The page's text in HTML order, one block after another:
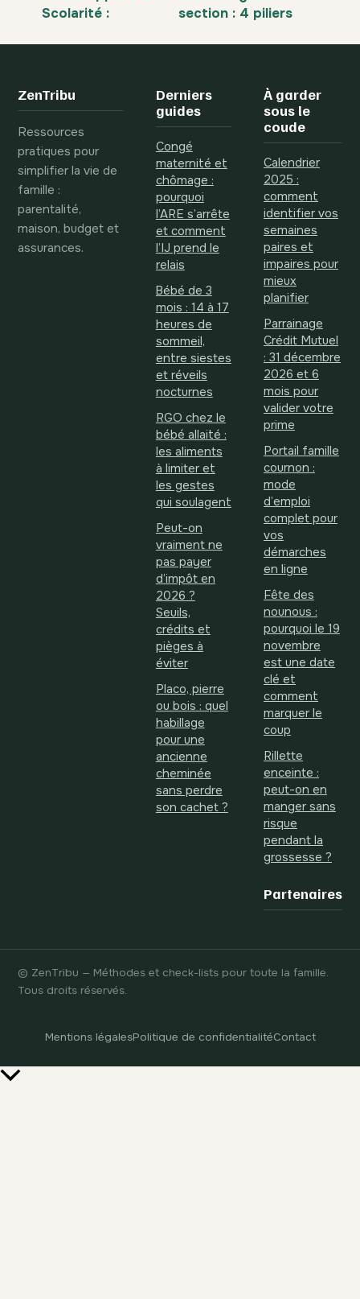
Scolarité :
une aide humaine
MDPH
section : 4 piliers
CP sans pression
ZenTribu
Ressources
pratiques pour
simplifier la vie de
famille :
parentalité,
maison, budget et
assurances.
Derniers
guides
Congé
maternité et
chômage :
pourquoi
l’ARE s’arrête
et comment
l’IJ prend le
relais
Bébé de 3
mois : 14 à 17
heures de
sommeil,
entre siestes
et réveils
nocturnes
RGO chez le
bébé allaité :
les aliments
à limiter et
les gestes
qui soulagent
Peut-on
vraiment ne
pas payer
d’impôt en
2026 ?
Seuils,
crédits et
pièges à
éviter
Placo, pierre
ou bois : quel
habillage
pour une
ancienne
cheminée
sans perdre
son cachet ?
À garder
sous le
coude
Calendrier
2025 :
comment
identifier vos
semaines
paires et
impaires pour
mieux
planifier
Parrainage
Crédit Mutuel
: 31 décembre
2026 et 6
mois pour
valider votre
prime
Portail famille
cournon :
mode
d’emploi
complet pour
vos
démarches
en ligne
Fête des
nounous :
pourquoi le 19
novembre
est une date
clé et
comment
marquer le
coup
Rillette
enceinte :
peut-on en
manger sans
risque
pendant la
grossesse ?
Partenaires
© ZenTribu — Méthodes et check-lists pour toute la famille.
Tous droits réservés.
Mentions légalesPolitique de confidentialitéContact